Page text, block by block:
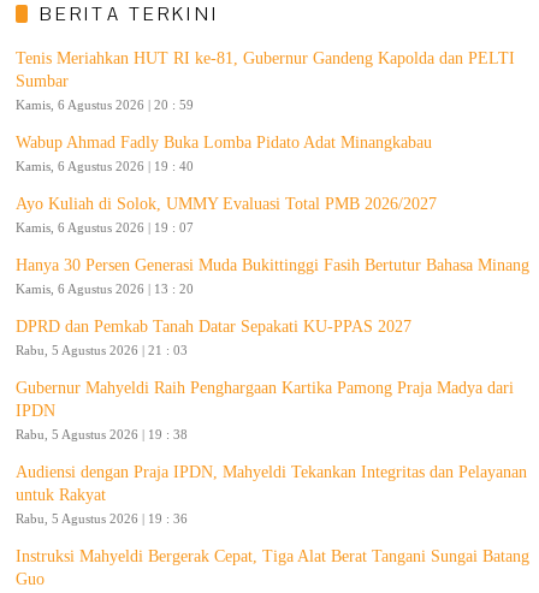
BERITA TERKINI
Tenis Meriahkan HUT RI ke-81, Gubernur Gandeng Kapolda dan PELTI
Sumbar
Kamis, 6 Agustus 2026 | 20 : 59
Wabup Ahmad Fadly Buka Lomba Pidato Adat Minangkabau
Kamis, 6 Agustus 2026 | 19 : 40
Ayo Kuliah di Solok, UMMY Evaluasi Total PMB 2026/2027
Kamis, 6 Agustus 2026 | 19 : 07
Hanya 30 Persen Generasi Muda Bukittinggi Fasih Bertutur Bahasa Minang
Kamis, 6 Agustus 2026 | 13 : 20
DPRD dan Pemkab Tanah Datar Sepakati KU-PPAS 2027
Rabu, 5 Agustus 2026 | 21 : 03
Gubernur Mahyeldi Raih Penghargaan Kartika Pamong Praja Madya dari
IPDN
Rabu, 5 Agustus 2026 | 19 : 38
Audiensi dengan Praja IPDN, Mahyeldi Tekankan Integritas dan Pelayanan
untuk Rakyat
Rabu, 5 Agustus 2026 | 19 : 36
Instruksi Mahyeldi Bergerak Cepat, Tiga Alat Berat Tangani Sungai Batang
Guo